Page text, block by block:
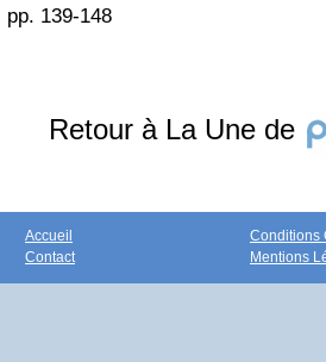
pp. 139-148
Retour à La Une de
Accueil
Contact
Conditions
Mentions